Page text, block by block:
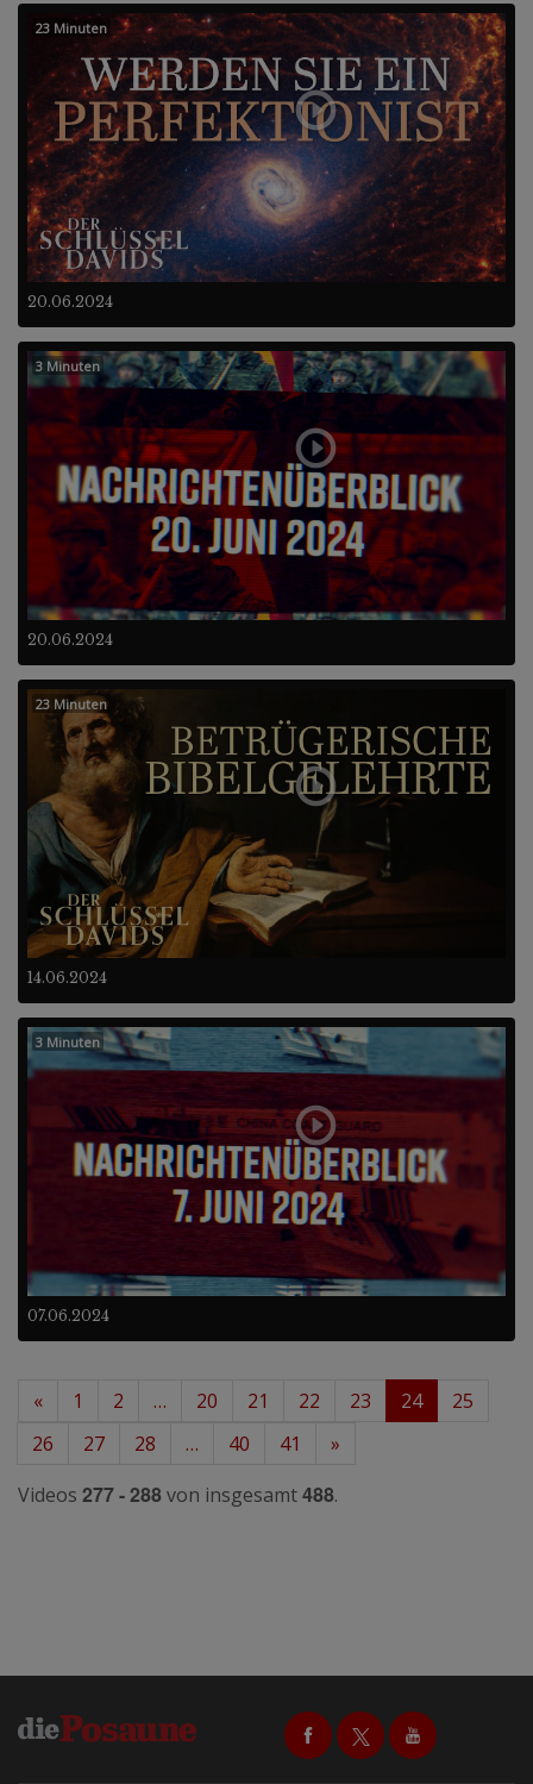
20.06.2024
23 Minuten
20.06.2024
3 Minuten
14.06.2024
23 Minuten
07.06.2024
3 Minuten
« 1 2 … 20 21 22 23 24
25
26
27 28 … 40 41
»
Videos 277 - 288von insgesamt488.